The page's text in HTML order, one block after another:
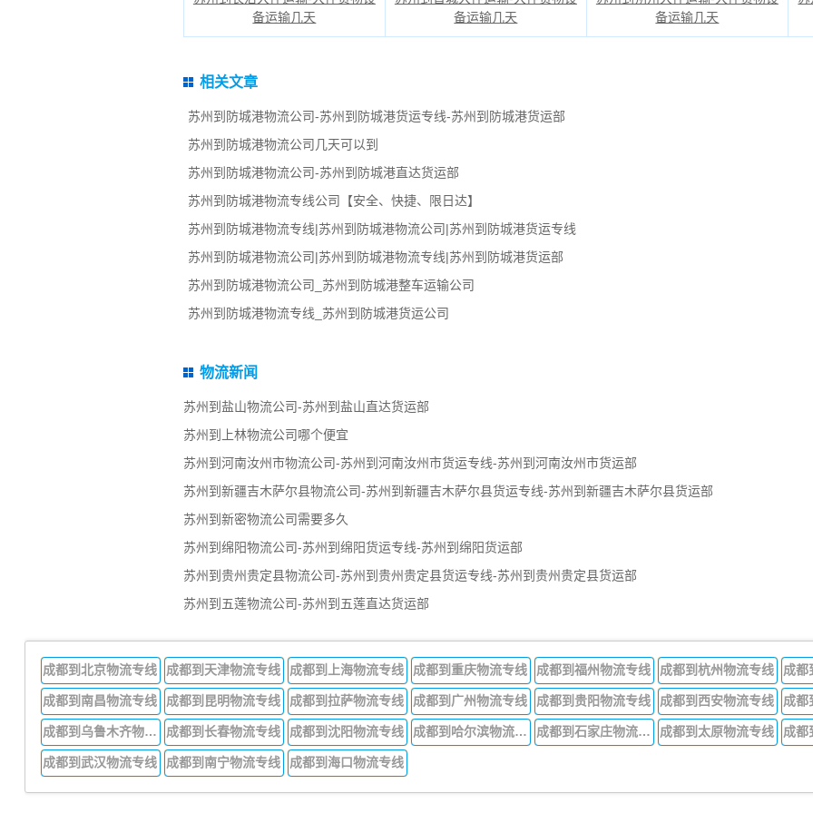
备运输几天
备运输几天
备运输几天
相关文章
苏州到防城港物流公司-苏州到防城港货运专线-苏州到防城港货运部
苏州到防城港物流公司几天可以到
苏州到防城港物流公司-苏州到防城港直达货运部
苏州到防城港物流专线公司【安全、快捷、限日达】
苏州到防城港物流专线|苏州到防城港物流公司|苏州到防城港货运专线
苏州到防城港物流公司|苏州到防城港物流专线|苏州到防城港货运部
苏州到防城港物流公司_苏州到防城港整车运输公司
苏州到防城港物流专线_苏州到防城港货运公司
物流新闻
苏州到盐山物流公司-苏州到盐山直达货运部
苏州到上林物流公司哪个便宜
苏州到河南汝州市物流公司-苏州到河南汝州市货运专线-苏州到河南汝州市货运部
苏州到新疆吉木萨尔县物流公司-苏州到新疆吉木萨尔县货运专线-苏州到新疆吉木萨尔县货运部
苏州到新密物流公司需要多久
苏州到绵阳物流公司-苏州到绵阳货运专线-苏州到绵阳货运部
苏州到贵州贵定县物流公司-苏州到贵州贵定县货运专线-苏州到贵州贵定县货运部
苏州到五莲物流公司-苏州到五莲直达货运部
成都到北京物流专线 成都到天津物流专线 成都到上海物流专线 成都到重庆物流专线 成都到福州物流专线 成都到杭州物流专线 成都
成都到南昌物流专线 成都到昆明物流专线 成都到拉萨物流专线 成都到广州物流专线 成都到贵阳物流专线 成都到西安物流专线 成都
成都到乌鲁木齐物流专线 成都到长春物流专线 成都到沈阳物流专线 成都到哈尔滨物流专线 成都到石家庄物流专线 成都到太原物流专线
成都到武汉物流专线 成都到南宁物流专线 成都到海口物流专线